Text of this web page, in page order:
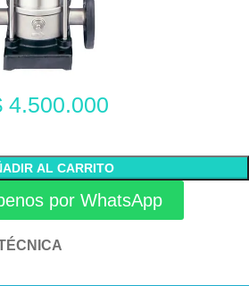
4.500.000
AL CARRITO
por WhatsApp